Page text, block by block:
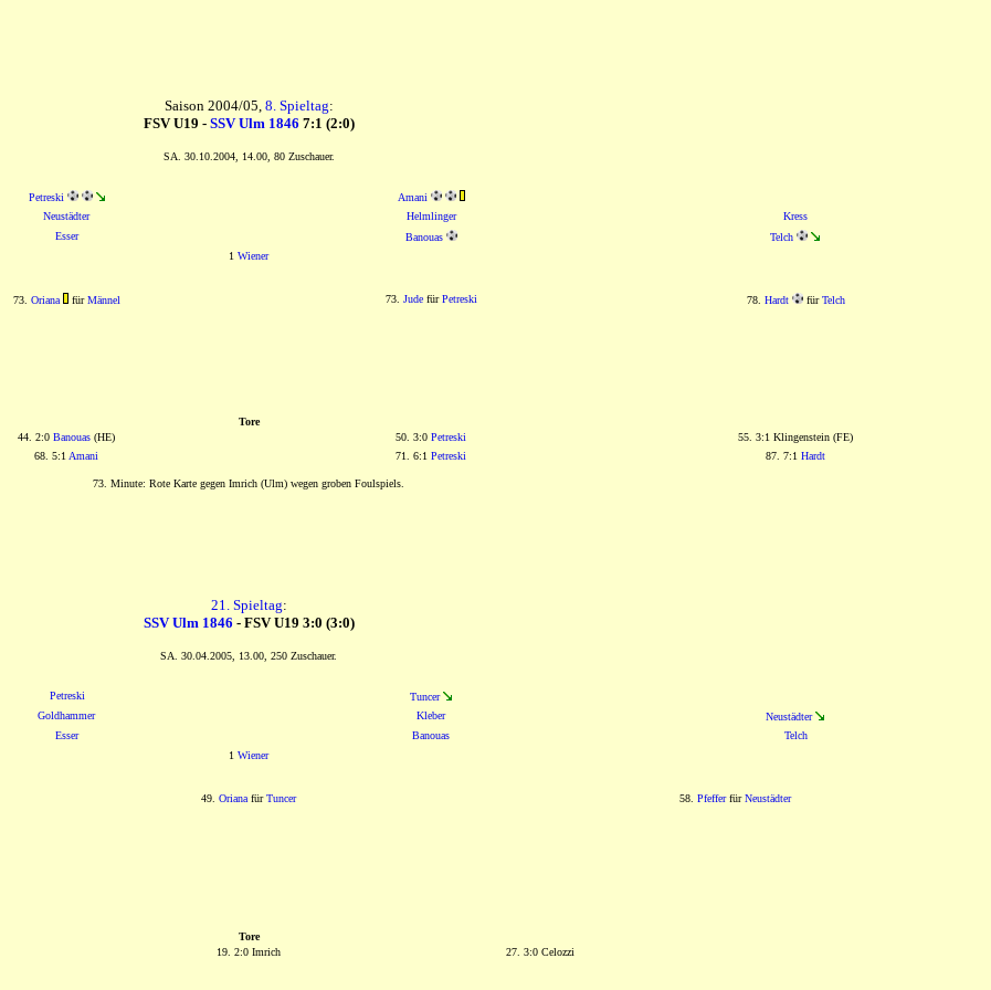
Saison 2004/05, 8. Spieltag:
FSV U19 - SSV Ulm 1846 7:1 (2:0)
SA. 30.10.2004, 14.00, 80 Zuschauer.
Petreski
Amani
Neustädter Helmlinger
Kress
Esser Banouas
Telch
1 Wiener
73. Oriana fürMännel 73. JudefürPetreski 78. Hardt fürTelch
Tore
44. 2:0 Banouas (HE) 50. 3:0 Petreski
55. 3:1 Klingenstein (FE)
68. 5:1 Amani 71. 6:1 Petreski 87. 7:1 Hardt
73. Minute: Rote Karte gegen Imrich (Ulm) wegen groben Foulspiels.
21. Spieltag:
SSV Ulm 1846 - FSV U19 3:0 (3:0)
SA. 30.04.2005, 13.00, 250 Zuschauer.
Petreski
Tuncer
Goldhammer Kleber
Neustädter
Esser Banouas
Telch
1 Wiener
49. Oriana fürTuncer 58. PfefferfürNeustädter
Tore
19. 2:0 Imrich 27. 3:0 Celozzi